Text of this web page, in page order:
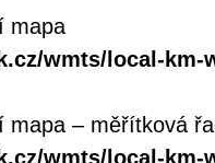
mapa
wmts/local-km-
mapa – měřítková
wmts/local-km-